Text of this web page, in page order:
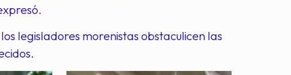
legisladores morenistas obstaculicen las